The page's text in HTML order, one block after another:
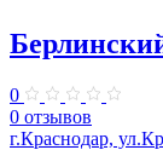
0
0 отзывов
г.Краснодар,